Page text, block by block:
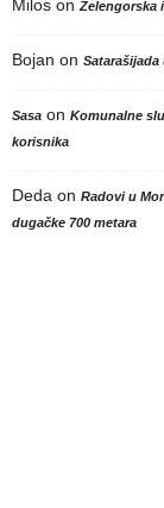
Milos on Zelengorska
Bojan on Satarašijada
Sasa on Komunalne
korisnika
Deda on Radovi u
dugačke 700 metara